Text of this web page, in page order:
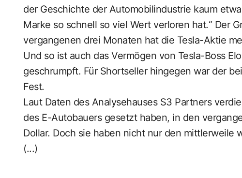
der Geschichte der Automobilindustrie kaum
Marke so schnell so viel Wert verloren hat.“ Der
vergangenen drei Monaten hat die Tesla-Aktie
Und so ist auch das Vermögen von Tesla-Boss
geschrumpft. Für Shortseller hingegen war der
Fest.
Laut Daten des Analysehauses S3 Partners
des E-Autobauers gesetzt haben, in den
Dollar. Doch sie haben nicht nur den mittlerweile
(...)